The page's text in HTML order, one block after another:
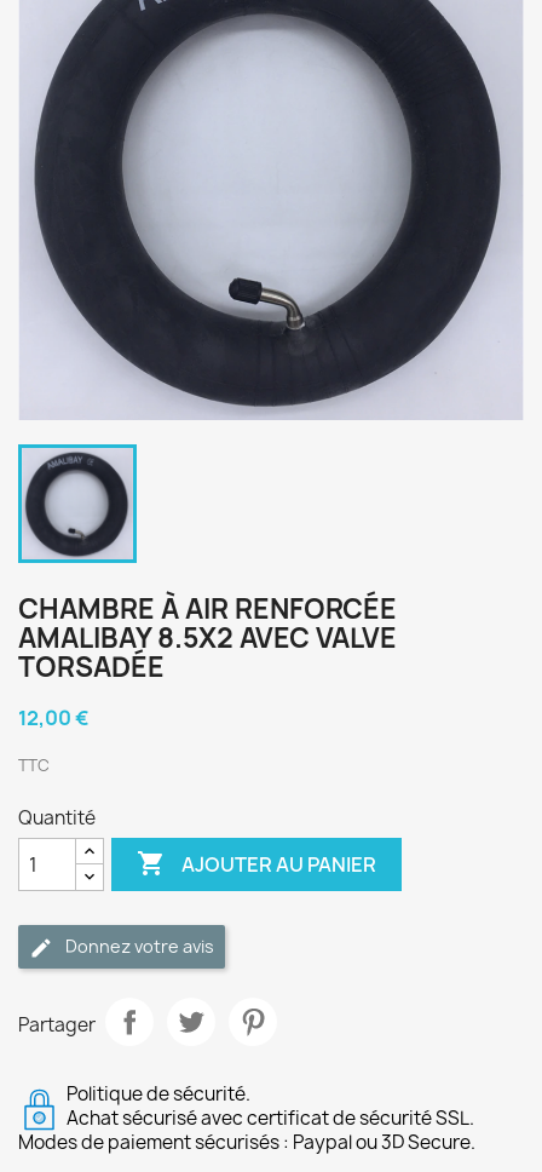
CHAMBRE À AIR RENFORCÉE
AMALIBAY 8.5X2 AVEC VALVE
TORSADÉE
12,00 €
TTC
Quantité
 AJOUTER AU PANIER
Donnez votre avis
Partager
Politique de sécurité.
Achat sécurisé avec certificat de sécurité SSL.
Modes de paiement sécurisés : Paypal ou 3D Secure.